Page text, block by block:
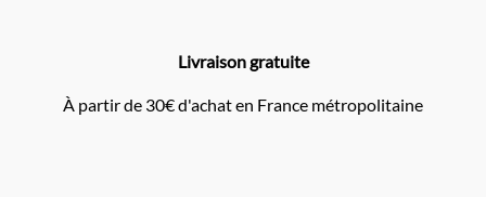
Livraison gratuite
À partir de 30€ d'achat en France métropolitaine